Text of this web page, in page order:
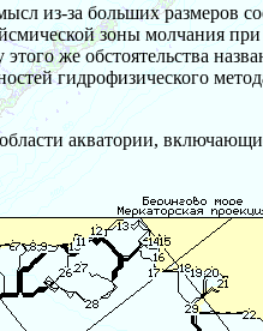
из-за больших размеров
зоны молчания
же обстоятельства
гидрофизического
акватории,